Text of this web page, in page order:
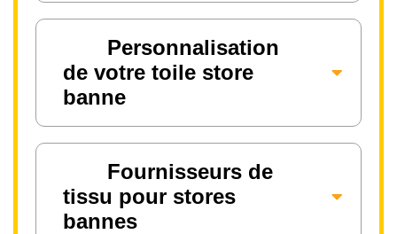
Personnalisation
de votre toile store
banne
Fournisseurs de
tissu pour stores
bannes